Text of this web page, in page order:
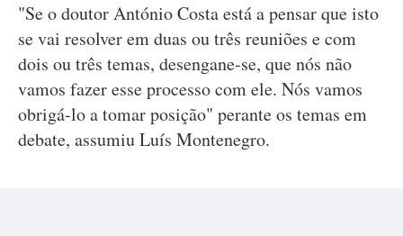
"Se o doutor António Costa está a pensar que isto
se vai resolver em duas ou três reuniões e com
dois ou três temas, desengane-se, que nós não
vamos fazer esse processo com ele. Nós vamos
obrigá-lo a tomar posição" perante os temas em
debate, assumiu Luís Montenegro.